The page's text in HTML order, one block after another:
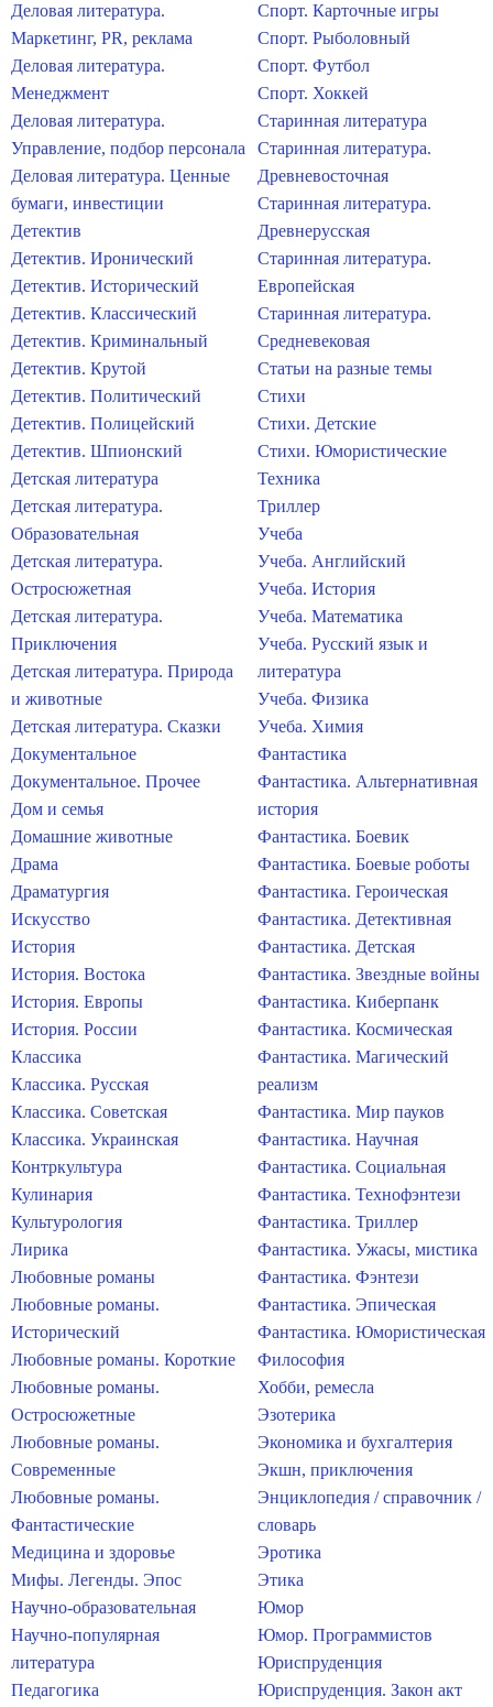
Деловая литература.
Маркетинг, PR, реклама
Деловая литература.
Менеджмент
Деловая литература.
Управление, подбор персонала
Деловая литература. Ценные
бумаги, инвестиции
Детектив
Детектив. Иронический
Детектив. Исторический
Детектив. Классический
Детектив. Криминальный
Детектив. Крутой
Детектив. Политический
Детектив. Полицейский
Детектив. Шпионский
Детская литература
Детская литература.
Образовательная
Детская литература.
Остросюжетная
Детская литература.
Приключения
Детская литература. Природа
и животные
Детская литература. Сказки
Документальное
Документальное. Прочее
Дом и семья
Домашние животные
Драма
Драматургия
Искусство
История
История. Востока
История. Европы
История. России
Классика
Классика. Русская
Классика. Советская
Классика. Украинская
Контркультура
Кулинария
Культурология
Лирика
Любовные романы
Любовные романы.
Исторический
Любовные романы. Короткие
Любовные романы.
Остросюжетные
Любовные романы.
Современные
Любовные романы.
Фантастические
Медицина и здоровье
Мифы. Легенды. Эпос
Научно-образовательная
Научно-популярная
литература
Педагогика
Спорт. Карточные игры
Спорт. Рыболовный
Спорт. Футбол
Спорт. Хоккей
Старинная литература
Старинная литература.
Древневосточная
Старинная литература.
Древнерусская
Старинная литература.
Европейская
Старинная литература.
Средневековая
Статьи на разные темы
Стихи
Стихи. Детские
Стихи. Юмористические
Техника
Триллер
Учеба
Учеба. Английский
Учеба. История
Учеба. Математика
Учеба. Русский язык и
литература
Учеба. Физика
Учеба. Химия
Фантастика
Фантастика. Альтернативная
история
Фантастика. Боевик
Фантастика. Боевые роботы
Фантастика. Героическая
Фантастика. Детективная
Фантастика. Детская
Фантастика. Звездные войны
Фантастика. Киберпанк
Фантастика. Космическая
Фантастика. Магический
реализм
Фантастика. Мир пауков
Фантастика. Научная
Фантастика. Социальная
Фантастика. Технофэнтези
Фантастика. Триллер
Фантастика. Ужасы, мистика
Фантастика. Фэнтези
Фантастика. Эпическая
Фантастика. Юмористическая
Философия
Хобби, ремесла
Эзотерика
Экономика и бухгалтерия
Экшн, приключения
Энциклопедия / справочник /
словарь
Эротика
Этика
Юмор
Юмор. Программистов
Юриспруденция
Юриспруденция. Закон акт